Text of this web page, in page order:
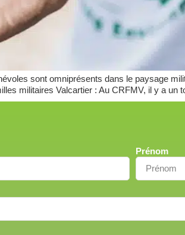
sont omniprésents dans le paysage
militaires Valcartier : Au CRFMV, il y a un
Prénom